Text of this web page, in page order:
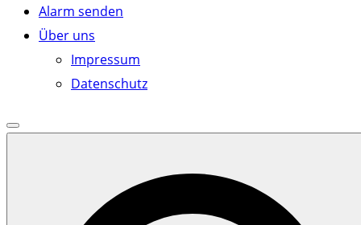
Alarm senden
Über uns
Impressum
Datenschutz